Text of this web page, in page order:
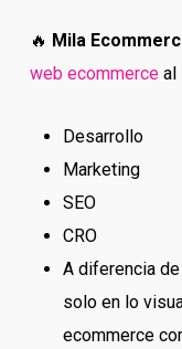
🔥 Mila
web ecommerceal
Desarrollo
Marketing
SEO
CRO
A diferencia
solo en lo
ecommerce